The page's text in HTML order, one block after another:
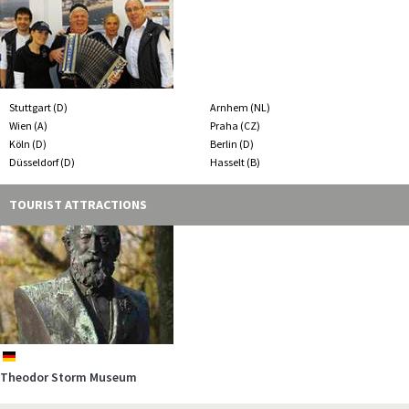
Stuttgart (D)
Arnhem (NL)
Wien (A)
Praha (CZ)
Köln (D)
Berlin (D)
Düsseldorf (D)
Hasselt (B)
TOURIST ATTRACTIONS
de
Auswandererhaus
de
Theodor Storm Museum
de
Ocean Wave
de
Kunsthalle Emden
de
Kugelbake
de
Wasserschloss Mellenthin
de
Mönchguter Museen
de
Tauchgondel
de
Fischerstube
de
Deutsches Bernsteinmuseum
de
Pfarrwitwenhaus
de
Emssperrwerk
de
Alte Seilerei
nl
Zuiderzeemuseum
de
BLUMENREICH Blumenhalle & Gartenpark
de
Danewerk und Danewerkmuseum
de
Magister Troels ARNKIELPARK